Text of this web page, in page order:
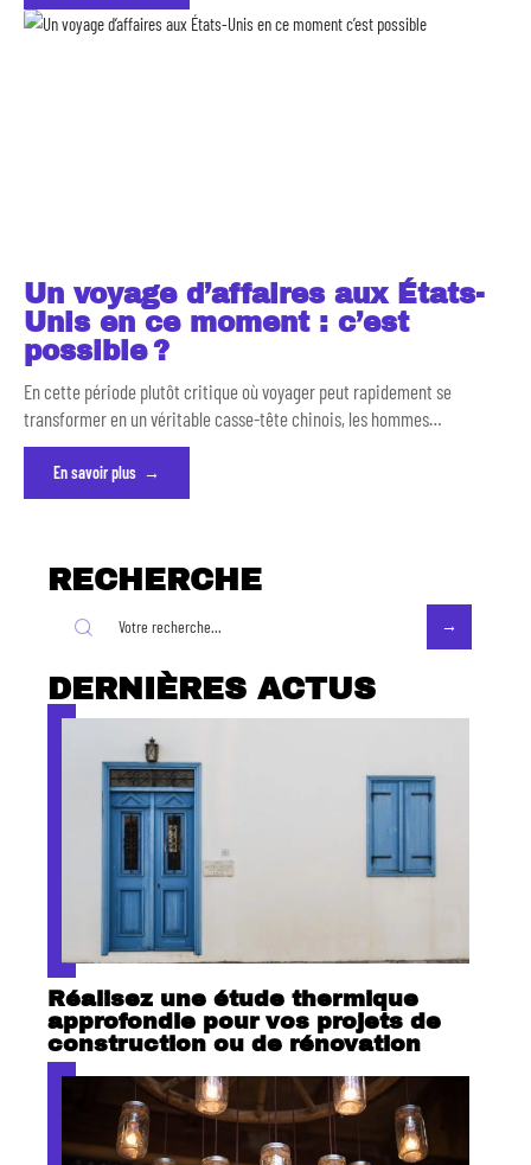
Un voyage d’affaires aux États-
Unis en ce moment : c’est
possible ?
En cette période plutôt critique où voyager peut rapidement se
transformer en un véritable casse-tête chinois, les hommes…
En savoir plus
RECHERCHE
DERNIÈRES ACTUS
Réalisez une étude thermique
approfondie pour vos projets de
construction ou de rénovation